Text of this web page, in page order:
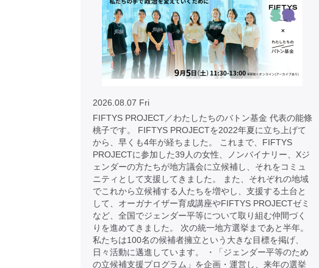
2026.08.07 Fri
FIFTYS PROJECT／わたしたちのバトン基金 代表の能條
桃子です。 FIFTYS PROJECTを2022年夏に立ち上げて
から、早くも4年が経ちました。 これまで、FIFTYS
PROJECTに参加した39人の女性、ノンバイナリー、Xジ
ェンダーの方たちが地方議会に立候補し、それをコミュ
ニティとして支援してきました。 また、それぞれの地域
でこれから立候補する人たちを増やし、支援する土台と
して、オーガナイザー育成講座やFIFTYS PROJECTゼミ
など、全国でジェンダー平等について取り組む仲間づく
りを進めてきました。 次の統一地方選挙まであと半年。
私たちは100名の候補者擁立という大きな目標を掲げ、
日々活動に邁進しています。 ・「ジェンダー平等のため
の立候補支援プログラム」を企画・運営し、来年の選挙